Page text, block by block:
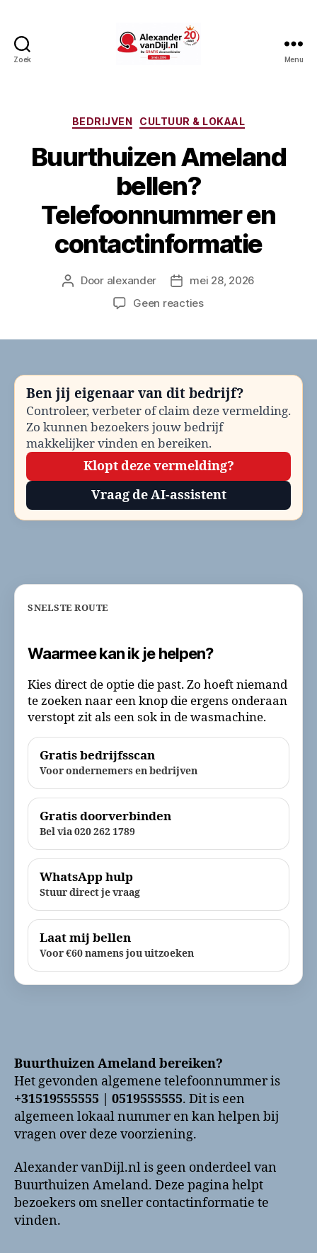
Zoek Menu
Categorieën
BEDRIJVEN CULTUUR & LOKAAL
Buurthuizen Ameland
bellen?
Telefoonnummer en
contactinformatie
Berichtauteur
Door alexander Berichtdatum
mei 28, 2026
Geen reactiesop
en
contactinformatie
Ben jij eigenaar van dit bedrijf?
Controleer, verbeter of claim deze vermelding.
Zo kunnen bezoekers jouw bedrijf
makkelijker vinden en bereiken.
Klopt deze vermelding?
Vraag de AI-assistent
SNELSTE ROUTE
Waarmee kan ik je helpen?
Kies direct de optie die past. Zo hoeft niemand
te zoeken naar een knop die ergens onderaan
verstopt zit als een sok in de wasmachine.
Gratis bedrijfsscan
Voor ondernemers en bedrijven
Gratis doorverbinden
Bel via 020 262 1789
WhatsApp hulp
Stuur direct je vraag
Laat mij bellen
Voor €60 namens jou uitzoeken
Buurthuizen Ameland bereiken?
Het gevonden algemene telefoonnummer is
+31519555555 | 0519555555. Dit is een
algemeen lokaal nummer en kan helpen bij
vragen over deze voorziening.
Alexander vanDijl.nl is geen onderdeel van
Buurthuizen Ameland. Deze pagina helpt
bezoekers om sneller contactinformatie te
vinden.